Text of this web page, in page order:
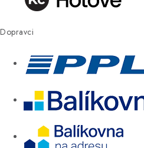
Dopravci